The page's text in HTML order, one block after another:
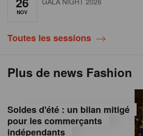
NOV
Toutes les sessions
Plus de news Fashion
Soldes d'été : un bilan mitigé
pour les commerçants
indépendants